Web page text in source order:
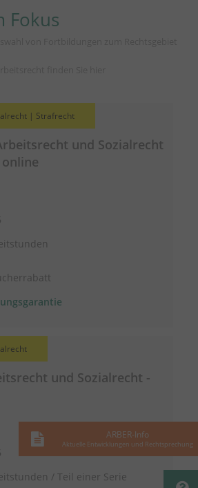
Fokus
| Strafrecht
und Sozialrecht
und Sozialrecht -
/ Teil einer Serie
ARBER-Info
Aktuelle Entwicklungen und Rechtsprechung